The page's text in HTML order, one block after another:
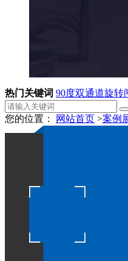
热门关键词 90度双通道旋转
您的位置： 网站首页 >案例
作者： 点击：2164